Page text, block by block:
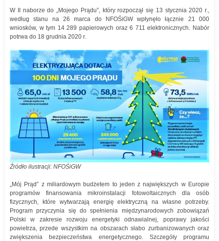
W II naborze do „Mojego Prądu”, który rozpoczął się 13 stycznia 2020 r.,
według stanu na 26 marca do NFOŚiGW wpłynęło łącznie 21 000
wniosków, w tym 14 289 papierowych oraz 6 711 elektronicznych. Nabór
potrwa do 18 grudnia 2020 r.
Źródło ilustracji: NFOŚiGW
„Mój Prąd” z miliardowym budżetem to jeden z największych w Europie
programów finansowania mikroinstalacji fotowoltaicznych dla osób
fizycznych, które wytwarzają energię elektryczną na własne potrzeby.
Program przyczynia się do spełnienia międzynarodowych zobowiązań
Polski w zakresie rozwoju energetyki odnawialnej, poprawy jakości
powietrza, przede wszystkim na obszarach słabo zurbanizowanych oraz
zwiększenia bezpieczeństwa energetycznego. Szczegóły programu